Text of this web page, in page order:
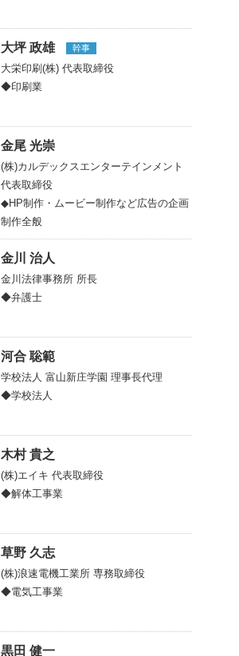
大坪 政雄 幹事
大栄印刷(株) 代表取締役
◆印刷業
金尾 光崇
(株)カルデックスエンターテインメント
代表取締役
◆HP制作・ムービー制作など広告の企画
制作全般
金川 治人
金川法律事務所 所長
◆弁護士
河合 聡範
学校法人 富山新庄学園 理事長代理
◆学校法人
木村 貴之
(株)エイキ 代表取締役
◆解体工事業
草野 久志
(株)浪速電機工業所 専務取締役
◆電気工事業
黒田 健一